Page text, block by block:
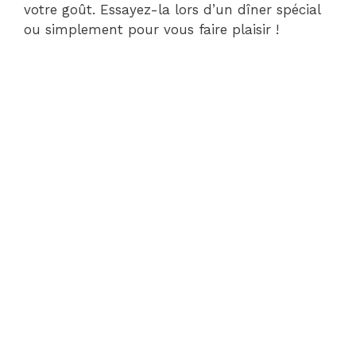
votre goût. Essayez-la lors d’un dîner spécial
ou simplement pour vous faire plaisir !